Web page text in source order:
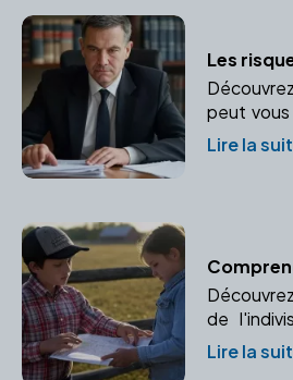
peut vous
juridiques
Lire la
de
comment
aider à
Lire la